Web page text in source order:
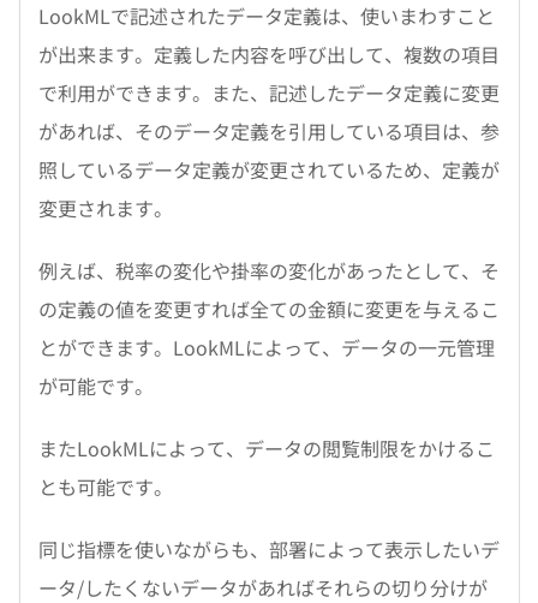
LookMLで記述されたデータ定義は、使いまわすこと
が出来ます。定義した内容を呼び出して、複数の項目
で利用ができます。また、記述したデータ定義に変更
があれば、そのデータ定義を引用している項目は、参
照しているデータ定義が変更されているため、定義が
変更されます。
例えば、税率の変化や掛率の変化があったとして、そ
の定義の値を変更すれば全ての金額に変更を与えるこ
とができます。LookMLによって、データの一元管理
が可能です。
またLookMLによって、データの閲覧制限をかけるこ
とも可能です。
同じ指標を使いながらも、部署によって表示したいデ
ータ/したくないデータがあればそれらの切り分けが